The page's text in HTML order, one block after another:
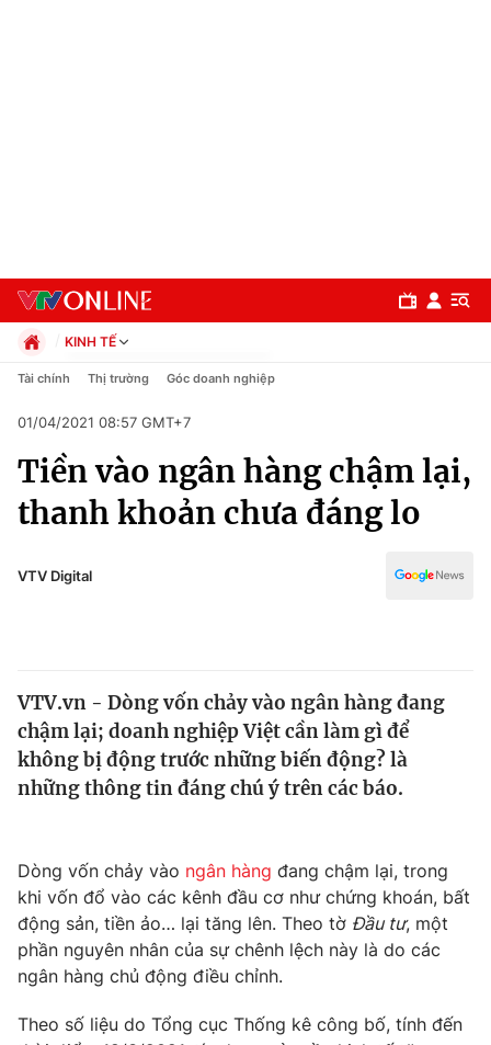
Chuyên mục
Chính trị
Thế giới
Tin tức
Câu chuyện quốc tế
Tài chính
Thị trường
Góc doanh nghiệp
Dữ liệu và đời sống
Truyền hình
Phim VTV
Hậu trường
KINH TẾ
Chính trị
Pháp luật
Kinh tế
Thể thao
Truyền hình
Y tế
Tài chính Thị trường Góc doanh nghiệp
01/04/2021 08:57 GMT+7
Tiền vào ngân hàng chậm lại,
thanh khoản chưa đáng lo
VTV Digital
VTV.vn - Dòng vốn chảy vào ngân hàng đang
chậm lại; doanh nghiệp Việt cần làm gì để
không bị động trước những biến động? là
những thông tin đáng chú ý trên các báo.
Dòng vốn chảy vào ngân hàng đang chậm lại, trong
khi vốn đổ vào các kênh đầu cơ như chứng khoán, bất
động sản, tiền ảo… lại tăng lên. Theo tờ Đầu tư, một
phần nguyên nhân của sự chênh lệch này là do các
ngân hàng chủ động điều chỉnh.
Theo số liệu do Tổng cục Thống kê công bố, tính đến